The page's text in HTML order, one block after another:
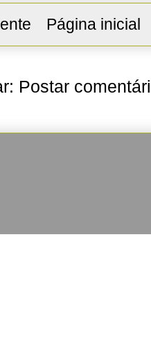
Página inicial
Postar